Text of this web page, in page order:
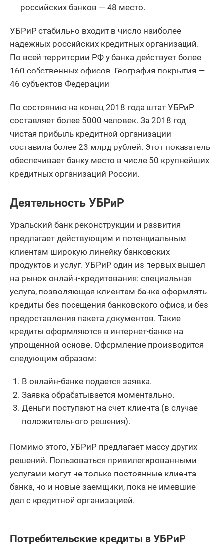
российских банков — 48 место.
УБРиР стабильно входит в число наиболее
надежных российских кредитных организаций.
По всей территории РФ у банка действует более
160 собственных офисов. География покрытия —
46 субъектов Федерации.
По состоянию на конец 2018 года штат УБРиР
составляет более 5000 человек. За 2018 год
чистая прибыль кредитной организации
составила более 23 млрд рублей. Этот показатель
обеспечивает банку место в числе 50 крупнейших
кредитных организаций России.
Деятельность УБРиР
Уральский банк реконструкции и развития
предлагает действующим и потенциальным
клиентам широкую линейку банковских
продуктов и услуг. УБРиР один из первых вышел
на рынок онлайн-кредитования: специальная
услуга, позволяющая клиентам банка оформлять
кредиты без посещения банковского офиса, и без
предоставления пакета документов. Такие
кредиты оформляются в интернет-банке на
упрощенной основе. Оформление производится
следующим образом:
В онлайн-банке подается заявка.
Заявка обрабатывается моментально.
Деньги поступают на счет клиента (в случае
положительного решения).
Помимо этого, УБРиР предлагает массу других
решений. Пользоваться привилегированными
услугами могут не только постоянные клиента
банка, но и новые заемщики, пока не имевшие
дел с кредитной организацией.
Потребительские кредиты в УБРиР